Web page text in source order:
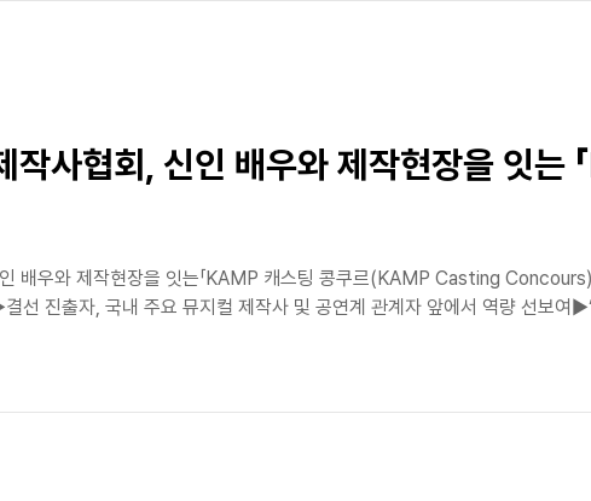
작사협회, 신인 배우와 제작현장을 잇
배우와 제작현장을 잇는「KAMP 캐스팅 콩쿠르(KAMP Casting
선 진출자, 국내 주요 뮤지컬 제작사 및 공연계 관계자 앞에서 역량 선보여